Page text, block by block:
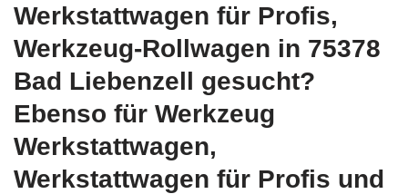
Werkstattwagen für Profis,
Werkzeug-Rollwagen in 75378
Bad Liebenzell gesucht?
Ebenso für Werkzeug
Werkstattwagen,
Werkstattwagen für Profis und